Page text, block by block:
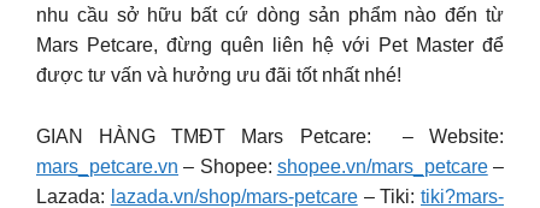
nhu cầu sở hữu bất cứ dòng sản phẩm nào đến từ
Mars Petcare, đừng quên liên hệ với Pet Master để
được tư vấn và hưởng ưu đãi tốt nhất nhé!
GIAN HÀNG TMĐT Mars Petcare: – Website:
mars_petcare.vn – Shopee: shopee.vn/mars_petcare–
Lazada: lazada.vn/shop/mars-petcare– Tiki: tiki?mars-